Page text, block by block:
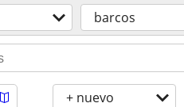
barcos
+ nuevo